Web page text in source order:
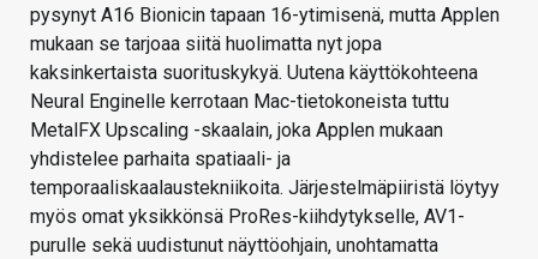
pysynyt A16 Bionicin tapaan 16-ytimisenä, mutta Applen
mukaan se tarjoaa siitä huolimatta nyt jopa
kaksinkertaista suorituskykyä. Uutena käyttökohteena
Neural Enginelle kerrotaan Mac-tietokoneista tuttu
MetalFX Upscaling -skaalain, joka Applen mukaan
yhdistelee parhaita spatiaali- ja
temporaaliskaalaustekniikoita. Järjestelmäpiiristä löytyy
myös omat yksikkönsä ProRes-kiihdytykselle, AV1-
purulle sekä uudistunut näyttöohjain, unohtamatta